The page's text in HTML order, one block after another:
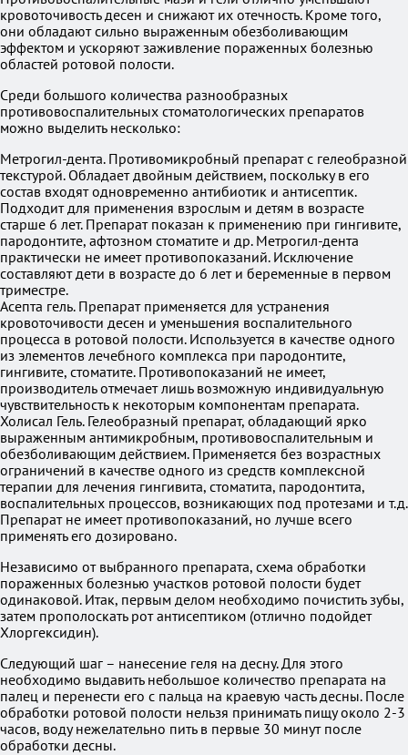
кровоточивость десен и снижают их отечность. Кроме того,
они обладают сильно выраженным обезболивающим
эффектом и ускоряют заживление пораженных болезнью
областей ротовой полости.
Среди большого количества разнообразных
противовоспалительных стоматологических препаратов
можно выделить несколько:
Метрогил-дента. Противомикробный препарат с гелеобразной
текстурой. Обладает двойным действием, поскольку в его
состав входят одновременно антибиотик и антисептик.
Подходит для применения взрослым и детям в возрасте
старше 6 лет. Препарат показан к применению при гингивите,
пародонтите, афтозном стоматите и др. Метрогил-дента
практически не имеет противопоказаний. Исключение
составляют дети в возрасте до 6 лет и беременные в первом
триместре.
Асепта гель. Препарат применяется для устранения
кровоточивости десен и уменьшения воспалительного
процесса в ротовой полости. Используется в качестве одного
из элементов лечебного комплекса при пародонтите,
гингивите, стоматите. Противопоказаний не имеет,
производитель отмечает лишь возможную индивидуальную
чувствительность к некоторым компонентам препарата.
Холисал Гель. Гелеобразный препарат, обладающий ярко
выраженным антимикробным, противовоспалительным и
обезболивающим действием. Применяется без возрастных
ограничений в качестве одного из средств комплексной
терапии для лечения гингивита, стоматита, пародонтита,
воспалительных процессов, возникающих под протезами и т.д.
Препарат не имеет противопоказаний, но лучше всего
применять его дозировано.
Независимо от выбранного препарата, схема обработки
пораженных болезнью участков ротовой полости будет
одинаковой. Итак, первым делом необходимо почистить зубы,
затем прополоскать рот антисептиком (отлично подойдет
Хлоргексидин).
Следующий шаг – нанесение геля на десну. Для этого
необходимо выдавить небольшое количество препарата на
палец и перенести его с пальца на краевую часть десны. После
обработки ротовой полости нельзя принимать пищу около 2-3
часов, воду нежелательно пить в первые 30 минут после
обработки десны.